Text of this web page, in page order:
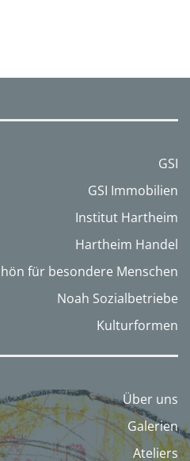
GSI
GSI Immobilien
Institut Hartheim
Hartheim Handel
für besondere Menschen
Noah Sozialbetriebe
Kulturformen
Über uns
Galerien
Ateliers